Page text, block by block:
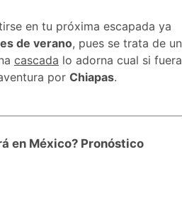
en tu próxima escapada ya
de verano, pues se trata de un
cascada lo adorna cual si fuera
por Chiapas.
en México? Pronóstico